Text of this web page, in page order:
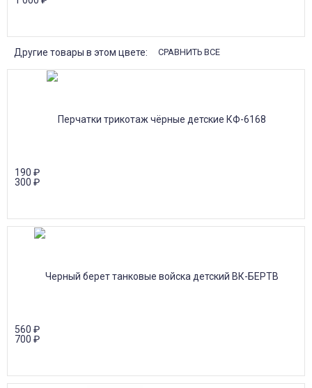
Другие товары в этом цвете: СРАВНИТЬ ВСЕ
190 ₽
300 ₽
560 ₽
700 ₽